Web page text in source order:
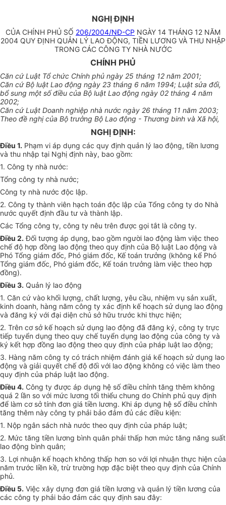
NGHỊ ĐỊNH
CỦA CHÍNH PHỦ SỐ 206/2004/NĐ-CP NGÀY 14 THÁNG 12 NĂM
2004 QUY ĐỊNH QUẢN LÝ LAO ĐỘNG, TIỀN LƯƠNG VÀ THU NHẬP
TRONG CÁC CÔNG TY NHÀ NƯỚC
CHÍNH PHỦ
Căn cứ Luật Tổ chức Chính phủ ngày 25 tháng 12 năm 2001;
Căn cứ Bộ luật Lao động ngày 23 tháng 6 năm 1994; Luật sửa đổi,
bổ sung một số điều của Bộ luật Lao động ngày 02 tháng 4 năm
2002;
Căn cứ Luật Doanh nghiệp nhà nước ngày 26 tháng 11 năm 2003;
Theo đề nghị của Bộ trưởng Bộ Lao động - Thương binh và Xã hội,
NGHỊ ĐỊNH:
Điều 1. Phạm vi áp dụng các quy định quản lý lao động, tiền lương
và thu nhập tại Nghị định này, bao gồm:
1. Công ty nhà nước:
Tổng công ty nhà nước;
Công ty nhà nước độc lập.
2. Công ty thành viên hạch toán độc lập của Tổng công ty do Nhà
nước quyết định đầu tư và thành lập.
Các Tổng công ty, công ty nêu trên được gọi tắt là công ty.
Điều 2. Đối tượng áp dụng, bao gồm người lao động làm việc theo
chế độ hợp đồng lao động theo quy định của Bộ luật Lao động và
Phó Tổng giám đốc, Phó giám đốc, Kế toán trưởng (không kể Phó
Tổng giám đốc, Phó giám đốc, Kế toán trưởng làm việc theo hợp
đồng).
Điều 3. Quản lý lao động
1. Căn cứ vào khối lượng, chất lượng, yêu cầu, nhiệm vụ sản xuất,
kinh doanh, hàng năm công ty xác định kế hoạch sử dụng lao động
và đăng ký với đại diện chủ sở hữu trước khi thực hiện;
2. Trên cơ sở kế hoạch sử dụng lao động đã đăng ký, công ty trực
tiếp tuyển dụng theo quy chế tuyển dụng lao động của công ty và
ký kết hợp đồng lao động theo quy định của pháp luật lao động;
3. Hàng năm công ty có trách nhiệm đánh giá kế hoạch sử dụng lao
động và giải quyết chế độ đối với lao động không có việc làm theo
quy định của pháp luật lao động.
Điều 4. Công ty được áp dụng hệ số điều chỉnh tăng thêm không
quá 2 lần so với mức lương tối thiểu chung do Chính phủ quy định
để làm cơ sở tính đơn giá tiền lương. Khi áp dụng hệ số điều chỉnh
tăng thêm này công ty phải bảo đảm đủ các điều kiện:
1. Nộp ngân sách nhà nước theo quy định của pháp luật;
2. Mức tăng tiền lương bình quân phải thấp hơn mức tăng năng suất
lao động bình quân;
3. Lợi nhuận kế hoạch không thấp hơn so với lợi nhuận thực hiện của
năm trước liền kề, trừ trường hợp đặc biệt theo quy định của Chính
phủ.
Điều 5. Việc xây dựng đơn giá tiền lương và quản lý tiền lương của
các công ty phải bảo đảm các quy định sau đây: